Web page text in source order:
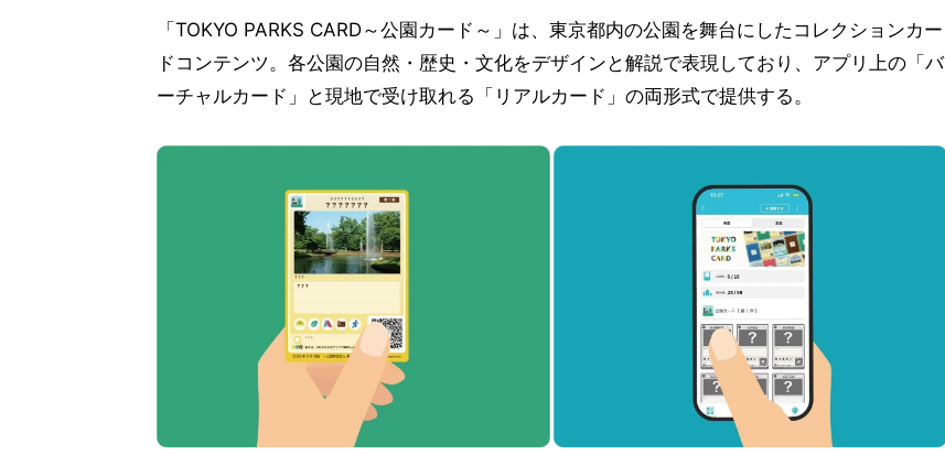
「TOKYO PARKS CARD～公園カード～」は、東京都内の公園を舞台にしたコレクションカー
ドコンテンツ。各公園の自然・歴史・文化をデザインと解説で表現しており、アプリ上の「バ
ーチャルカード」と現地で受け取れる「リアルカード」の両形式で提供する。